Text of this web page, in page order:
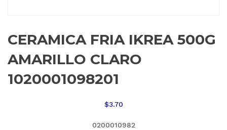
CERAMICA FRIA IKREA 500G
AMARILLO CLARO
1020001098201
$3.70
0200010982